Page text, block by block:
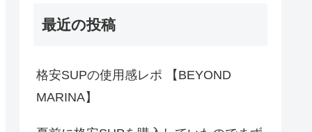
最近の投稿
格安SUPの使用感レポ 【BEYOND
MARINA】